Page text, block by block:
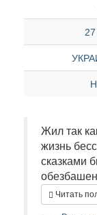
Жил так
жизнь
сказками
Читать